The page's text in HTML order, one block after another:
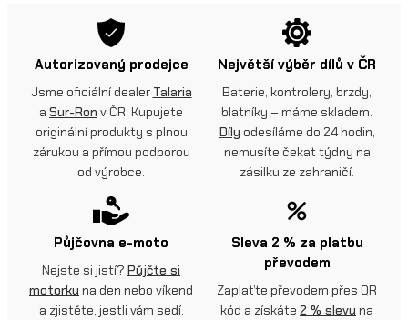
Autorizovaný prodejce
Jsme oficiální dealer Talaria
a Sur-Ron v ČR. Kupujete
originální produkty s plnou
zárukou a přímou podporou
od výrobce.
Největší výběr dílů v ČR
Baterie, kontrolery, brzdy,
blatníky – máme skladem.
Díly odesíláme do 24 hodin,
nemusíte čekat týdny na
zásilku ze zahraničí.
Půjčovna e-moto
Nejste si jistí? Půjčte si
motorku na den nebo víkend
a zjistěte, jestli vám sedí.
Sleva 2 % za platbu
převodem
Zaplaťte převodem přes QR
kód a získáte 2 % slevu na